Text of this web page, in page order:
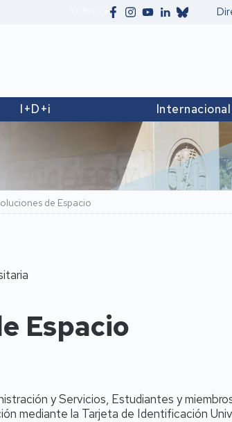
I+D+i Internacional
de Espacio
Espacio
y Servicios, Estudiantes y
mediante la Tarjeta de Identificación